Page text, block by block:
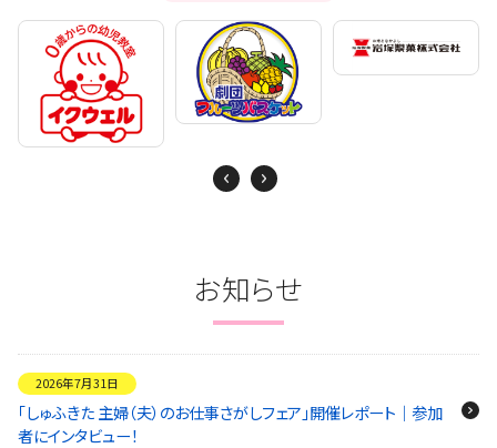
Next
お知らせ
2026年7月31日
「しゅふきた 主婦（夫）のお仕事さがしフェア」開催レポート｜参加
者にインタビュー！